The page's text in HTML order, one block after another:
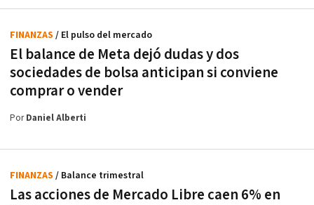
El balance de Meta dejó dudas y dos
sociedades de bolsa anticipan si conviene
comprar o vender
FINANZAS / El pulso del mercado
PorDaniel Alberti
Las acciones de Mercado Libre caen 6% en
FINANZAS / Balance trimestral